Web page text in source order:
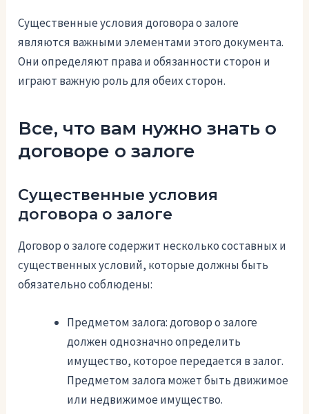
Существенные условия договора о залоге
являются важными элементами этого документа.
Они определяют права и обязанности сторон и
играют важную роль для обеих сторон.
Все, что вам нужно знать о
договоре о залоге
Существенные условия
договора о залоге
Договор о залоге содержит несколько составных и
существенных условий, которые должны быть
обязательно соблюдены:
Предметом залога: договор о залоге
должен однозначно определить
имущество, которое передается в залог.
Предметом залога может быть движимое
или недвижимое имущество.